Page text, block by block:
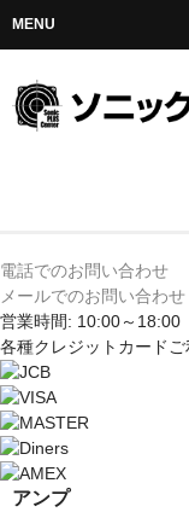
MENU
ホーム
メルセデス
BMW
MINI
アウディ
電話でのお問い合わせ
メールでのお問い合わせ
営業時間: 10:00～18:00
各種クレジットカードご
アンプ